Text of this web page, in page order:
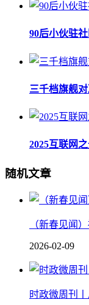
90后小伙驻
三千档旗舰
2025互联网
随机文章
（新春见闻
2026-02-09
时政微周刊